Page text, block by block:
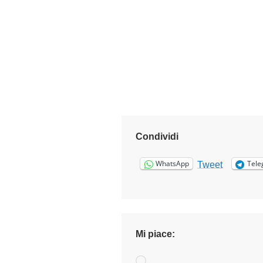
Condividi
WhatsApp Tweet
Mi piace: